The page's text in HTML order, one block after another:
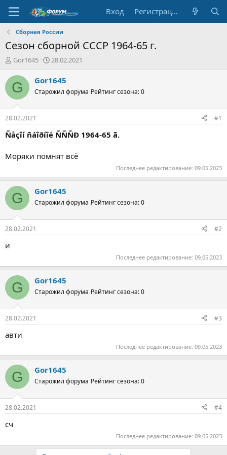
Вход Регистрация
Сборная России
Сезон сборной СССР 1964-65 г.
А
т
о
т
е
м
ы
Gor1645
Д
т
н
а
л
28.02.2021
G Gor1645
Старожил форума Рейтинг сезона: 0
28.02.2021 #1
Ñåçîí ñáîðíîé ÑÑÑÐ 1964-65 ã.
Моряки помнят всё
Последнее редактирование: 09.05.2023
G Gor1645
Старожил форума Рейтинг сезона: 0
28.02.2021 #2
и
Последнее редактирование: 09.05.2023
G Gor1645
Старожил форума Рейтинг сезона: 0
28.02.2021 #3
авти
Последнее редактирование: 09.05.2023
G Gor1645
Старожил форума Рейтинг сезона: 0
28.02.2021 #4
сч
Последнее редактирование: 09.05.2023